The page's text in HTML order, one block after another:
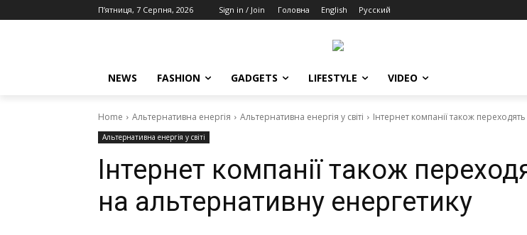
П’ятниця, 7 Серпня, 2026 Sign in / Join Головна English Русский
NEWS FASHION GADGETS LIFESTYLE VIDEO
Home Альтернативна енергія Альтернативна енергія у світі Інтернет компанії також
Альтернативна енергія у світі
Інтернет компанії також
на альтернативну енергетику